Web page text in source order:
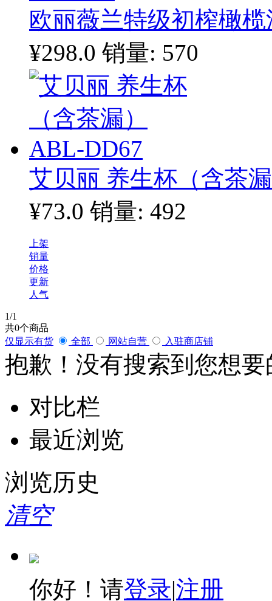
欧丽薇兰特级初榨橄
¥298.0 销量: 570
艾贝丽 养生杯（含茶
¥73.0 销量: 492
上架
销量
价格
更新
人气
1/1
共0个商品
仅显示有货
全部 网站自营 入驻商店铺
抱歉！没有搜索到您想
对比栏
最近浏览
浏览历史
清空
你好！请登录|注册